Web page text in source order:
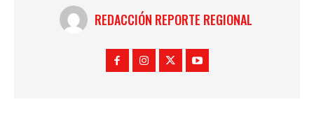
REDACCIÓN REPORTE REGIONAL